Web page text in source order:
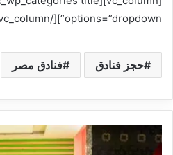
options=”dropdown”][/vc_column][/vc_row]
حجز فنادق فنادق مصر
ف
ن